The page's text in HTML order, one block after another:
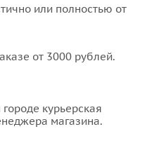
или полностью от
от 3000 рублей.
курьерская
магазина.